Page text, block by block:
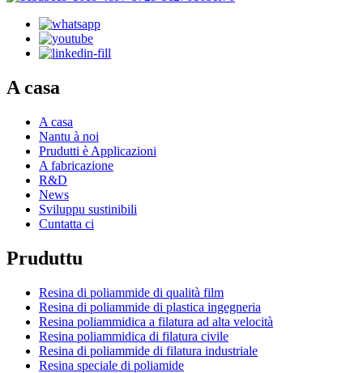
A casa
A casa
Nantu à noi
Prudutti è Applicazioni
A fabricazione
R&D
News
Sviluppu sustinibili
Cuntatta ci
Pruduttu
Resina di poliammide di qualità film
Resina di poliammide di plastica ingegneria
Resina poliammidica a filatura ad alta velocità
Resina poliammidica di filatura civile
Resina di poliammide di filatura industriale
Resina speciale di poliamide